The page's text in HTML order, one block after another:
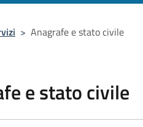
> Anagrafe e stato civile
e stato civile